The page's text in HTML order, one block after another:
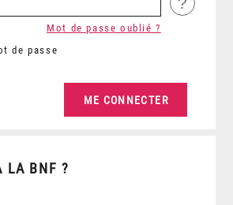
de passe
Mot de passe oublié ?
LA BNF ?